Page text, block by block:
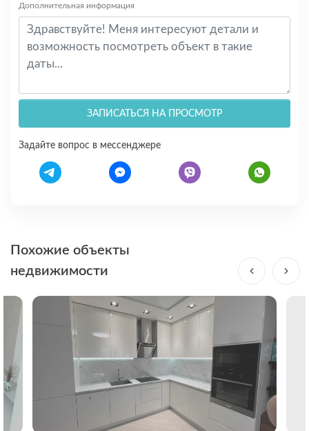
Дополнительная информация
ЗАПИСАТЬСЯ НА ПРОСМОТР
Задайте вопрос в мессенджере
Похожие объекты
недвижимости